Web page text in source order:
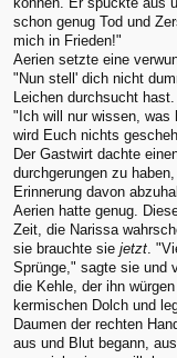
schon genug Tod und
mich in Frieden!"
Aerien setzte eine
"Nun stell' dich nicht
Leichen durchsucht
"Ich will nur wissen, was
wird Euch nichts
Der Gastwirt dachte
durchgerungen zu
Erinnerung davon
Aerien hatte genug.
Zeit, die Narissa
sie brauchte sie jetzt .
Sprünge," sagte sie und
die Kehle, der ihn
kermischen Dolch und
Daumen der rechten
aus und Blut begann,